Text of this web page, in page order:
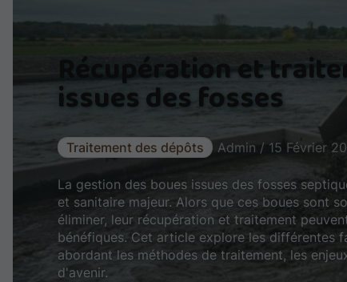
Récupération et
issues des fosses
Traitement des dépôts Admin / 15 Février
La gestion des boues issues des fosses
et sanitaire majeur. Alors que ces boues sont
éliminer, leur récupération et traitement
bénéfiques. Cet article explore les différentes
abordant les méthodes de traitement, les
d'avenir.